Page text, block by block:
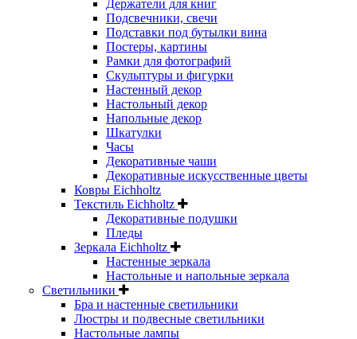
Держатели для книг
Подсвечники, свечи
Подставки под бутылки вина
Постеры, картины
Рамки для фотографий
Скульптуры и фигурки
Настенный декор
Настольный декор
Напольные декор
Шкатулки
Часы
Декоративные чаши
Декоративные искусственные цветы
Ковры Eichholtz
Текстиль Eichholtz
Декоративные подушки
Пледы
Зеркала Eichholtz
Настенные зеркала
Настольные и напольные зеркала
Светильники
Бра и настенные светильники
Люстры и подвесные светильники
Настольные лампы